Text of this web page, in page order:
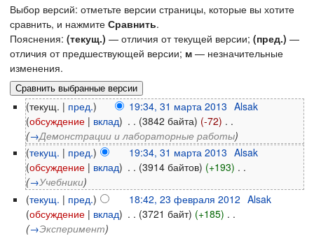
Выбор версий: отметьте версии страницы, которые вы хотите
сравнить, и нажмите Сравнить.
Пояснения: (текущ.) — отличия от текущей версии; (пред.) —
отличия от предшествующей версии; м — незначительные
изменения.
(текущ. | пред.) 19:34, 31 марта 2013 Alsak
(обсуждение | вклад) . . (3842 байта) (-72) . .
(→Демонстрации и лабораторные работы)
(текущ. | пред.) 19:34, 31 марта 2013 Alsak
(обсуждение | вклад) . . (3914 байтов) (+193) . .
(→Учебники)
(текущ. | пред.) 18:42, 23 февраля 2012 Alsak
(обсуждение | вклад) . . (3721 байт) (+185) . .
(→Эксперимент)